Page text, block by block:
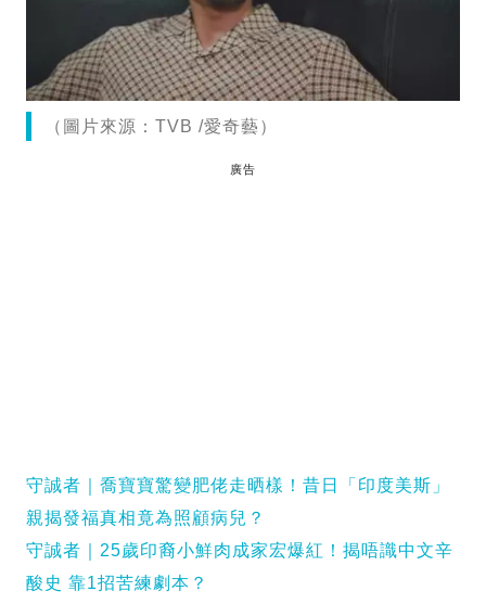
（圖片來源：TVB /愛奇藝）
廣告
守誠者｜喬寶寶驚變肥佬走晒樣！昔日「印度美斯」
親揭發福真相竟為照顧病兒？
守誠者｜25歲印裔小鮮肉成家宏爆紅！揭唔識中文辛
酸史 靠1招苦練劇本？